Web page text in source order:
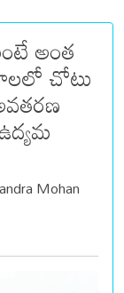
అంత
చోటు
Mohan